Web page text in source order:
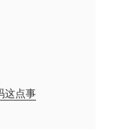
这点事